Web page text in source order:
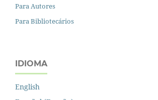
Para Autores
Para Bibliotecários
IDIOMA
English